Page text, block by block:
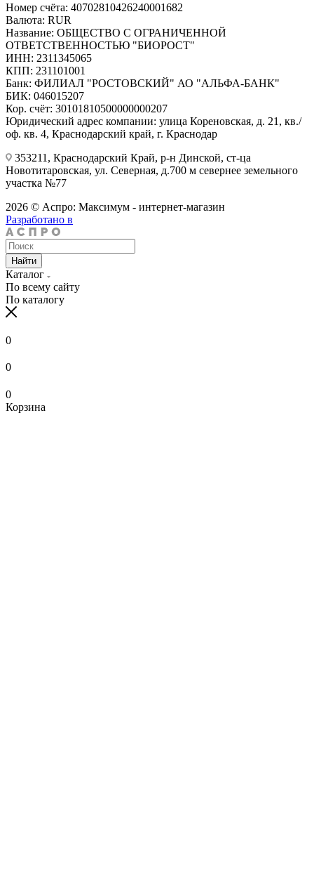
Номер счёта: 40702810426240001682
Валюта: RUR
Название: ОБЩЕСТВО С ОГРАНИЧЕННОЙ
ОТВЕТСТВЕННОСТЬЮ "БИОРОСТ"
ИНН: 2311345065
КПП: 231101001
Банк: ФИЛИАЛ "РОСТОВСКИЙ" АО "АЛЬФА-БАНК"
БИК: 046015207
Кор. счёт: 30101810500000000207
Юридический адрес компании: улица Кореновская, д. 21, кв./
оф. кв. 4, Краснодарский край, г. Краснодар
353211, Краснодарский Край, р-н Динской, ст-ца
Новотитаровская, ул. Северная, д.700 м севернее земельного
участка №77
2026 © Аспро: Максимум - интернет-магазин
Разработано в
Найти
Каталог
По всему сайту
По каталогу
0
0
0
Корзина